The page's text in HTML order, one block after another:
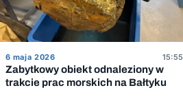
6 maja 2026 15:55
Zabytkowy obiekt odnaleziony w
trakcie prac morskich na Bałtyku